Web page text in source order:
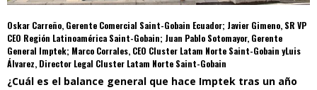
Oskar Carreño, Gerente Comercial Saint-Gobain Ecuador; Javier Gimeno, SR VP
CEO Región Latinoamérica Saint-Gobain; Juan Pablo Sotomayor, Gerente
General Imptek; Marco Corrales, CEO Cluster Latam Norte Saint-Gobain yLuis
Álvarez, Director Legal Cluster Latam Norte Saint-Gobain
¿Cuál es el balance general que hace Imptek tras un año